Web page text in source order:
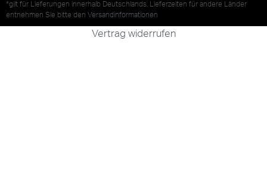
*gilt für Lieferungen innerhalb Deutschlands, Lieferzeiten für andere Länder
entnehmen Sie bitte den Versandinformationen
Vertrag widerrufen